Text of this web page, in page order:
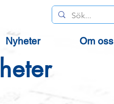
Nyheter Om oss